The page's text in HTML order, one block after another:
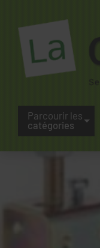
Parcourir les
catégories